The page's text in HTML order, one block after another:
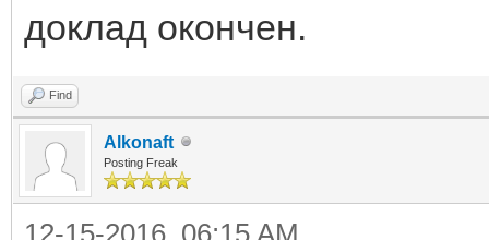
доклад окончен.
Find
Alkonaft
Posting Freak
12-15-2016, 06:15 AM